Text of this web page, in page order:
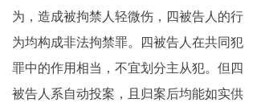
为，造成被拘禁人轻微伤，四被告人的行
为均构成非法拘禁罪。四被告人在共同犯
罪中的作用相当，不宜划分主从犯。但四
被告人系自动投案，且归案后均能如实供